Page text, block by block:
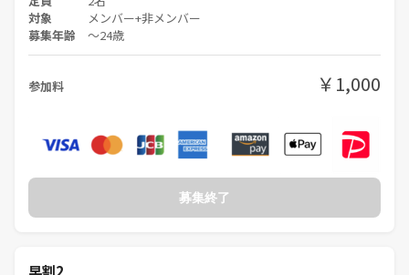
対象
メンバー+非メンバー
募集年齢 〜24歳
参加料 ￥1,000
募集終了
早割2